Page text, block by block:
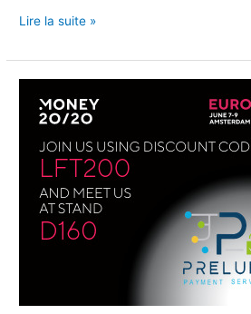
Lire la suite »
Payment
Services
#Money2020!